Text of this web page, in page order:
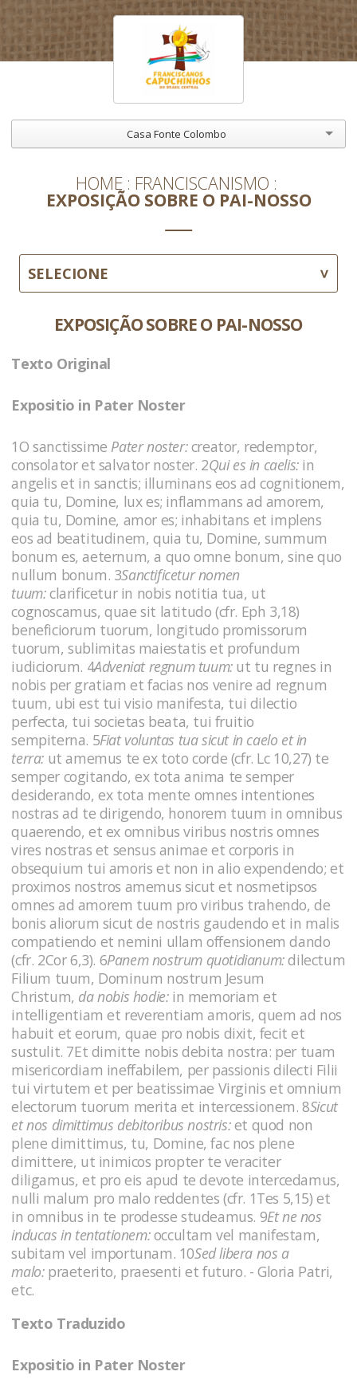
Casa Fonte Colombo
HOME FRANCISCANISMO
EXPOSIÇÃO SOBRE O PAI-NOSSO
SELECIONE
EXPOSIÇÃO SOBRE O PAI-NOSSO
Texto Original
Expositio in Pater Noster
1O sanctissime Pater noster:creator, redemptor,
consolator et salvator noster. 2Qui es in caelis: in
angelis et in sanctis; illuminans eos ad cognitionem,
quia tu, Domine, lux es; inflammans ad amorem,
quia tu, Domine, amor es; inhabitans et implens
eos ad beatitudinem, quia tu, Domine, summum
bonum es, aeternum, a quo omne bonum, sine quo
nullum bonum. 3Sanctificetur nomen
tuum:clarificetur in nobis notitia tua, ut
cognoscamus, quae sit latitudo (cfr. Eph 3,18)
beneficiorum tuorum, longitudo promissorum
tuorum, sublimitas maiestatis et profundum
iudiciorum. 4Adveniat regnum tuum: ut tu regnes in
nobis per gratiam et facias nos venire ad regnum
tuum, ubi est tui visio manifesta, tui dilectio
perfecta, tui societas beata, tui fruitio
sempiterna. 5Fiat voluntas tua sicut in caelo et in
terra: ut amemus te ex toto corde (cfr. Lc 10,27) te
semper cogitando, ex tota anima te semper
desiderando, ex tota mente omnes intentiones
nostras ad te dirigendo, honorem tuum in omnibus
quaerendo, et ex omnibus viribus nostris omnes
vires nostras et sensus animae et corporis in
obsequium tui amoris et non in alio expendendo; et
proximos nostros amemus sicut et nosmetipsos
omnes ad amorem tuum pro viribus trahendo, de
bonis aliorum sicut de nostris gaudendo et in malis
compatiendo et nemini ullam offensionem dando
(cfr. 2Cor 6,3). 6Panem nostrum quotidianum:dilectum
Filium tuum, Dominum nostrum Jesum
Christum, da nobis hodie: in memoriam et
intelligentiam et reverentiam amoris, quem ad nos
habuit et eorum, quae pro nobis dixit, fecit et
sustulit. 7Et dimitte nobis debita nostra: per tuam
misericordiam ineffabilem, per passionis dilecti Filii
tui virtutem et per beatissimae Virginis et omnium
electorum tuorum merita et intercessionem. 8Sicut
et nos dimittimus debitoribus nostris:et quod non
plene dimittimus, tu, Domine, fac nos plene
dimittere, ut inimicos propter te veraciter
diligamus, et pro eis apud te devote intercedamus,
nulli malum pro malo reddentes (cfr. 1Tes 5,15) et
in omnibus in te prodesse studeamus. 9Et ne nos
inducas in tentationem:occultam vel manifestam,
subitam vel importunam. 10Sed libera nos a
malo: praeterito, praesenti et futuro. - Gloria Patri,
etc.
Texto Traduzido
Expositio in Pater Noster